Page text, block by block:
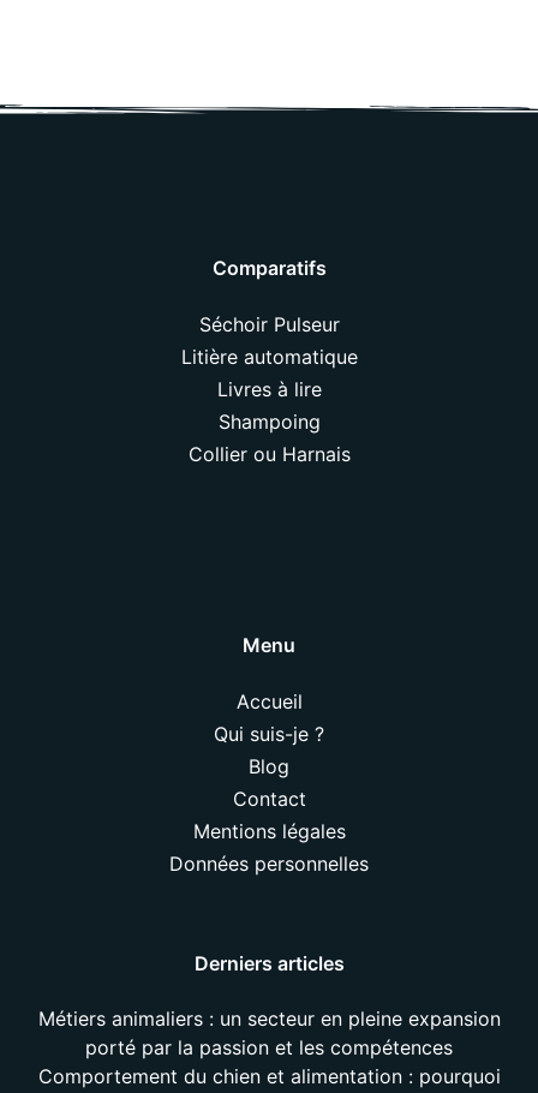
Comparatifs
Séchoir Pulseur
Litière automatique
Livres à lire
Shampoing
Collier ou Harnais
Menu
Accueil
Qui suis-je ?
Blog
Contact
Mentions légales
Données personnelles
Derniers articles
Métiers animaliers : un secteur en pleine expansion
porté par la passion et les compétences
Comportement du chien et alimentation : pourquoi